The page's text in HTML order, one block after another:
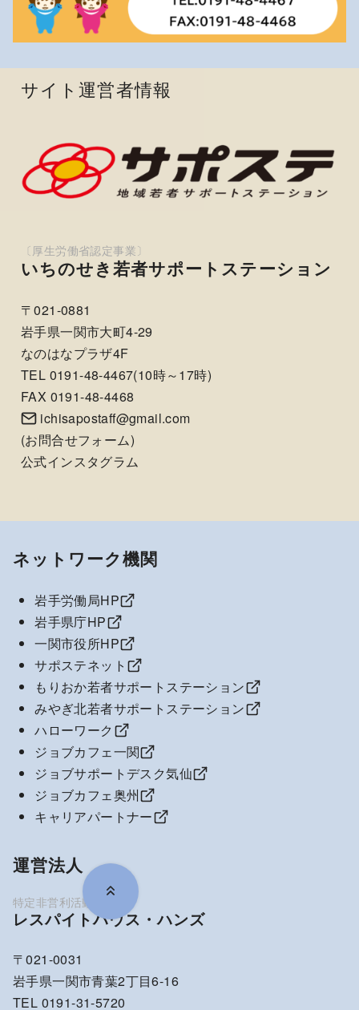
サイト運営者情報
いちのせき若者サポートステーション
〒021-0881
岩手県一関市大町4-29
なのはなプラザ4F
TEL 0191-48-4467(10時～17時)
FAX 0191-48-4468
ichisapostaff@gmail.com
(お問合せフォーム)
公式インスタグラム
ネットワーク機関
岩手労働局HP
岩手県庁HP
一関市役所HP
サポステネット
もりおか若者サポートステーション
みやぎ北若者サポートステーション
ハローワーク
ジョブカフェ一関
ジョブサポートデスク気仙
ジョブカフェ奥州
キャリアパートナー
運営法人
レスパイトハウス・ハンズ
〒021-0031
岩手県一関市青葉2丁目6-16
TEL 0191-31-5720